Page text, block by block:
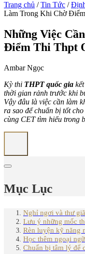
Trang chủ / Tin Tức /
Làm Trong Khi Chờ
Những Việc
Điểm Thi Thpt
Ambar Ngọc
Kỳ thi THPT quốc gia
thời gian rảnh trước khi
Vậy đâu là việc cần làm
ra sao để chuẩn bị tốt
cùng CET tìm hiểu trong
Mục Lục
Nghỉ ngơi và thư
Lưu ý những mốc
Rèn luyện kỹ năng
Học thêm ngoại ngữ
Chuẩn bị tâm lý để